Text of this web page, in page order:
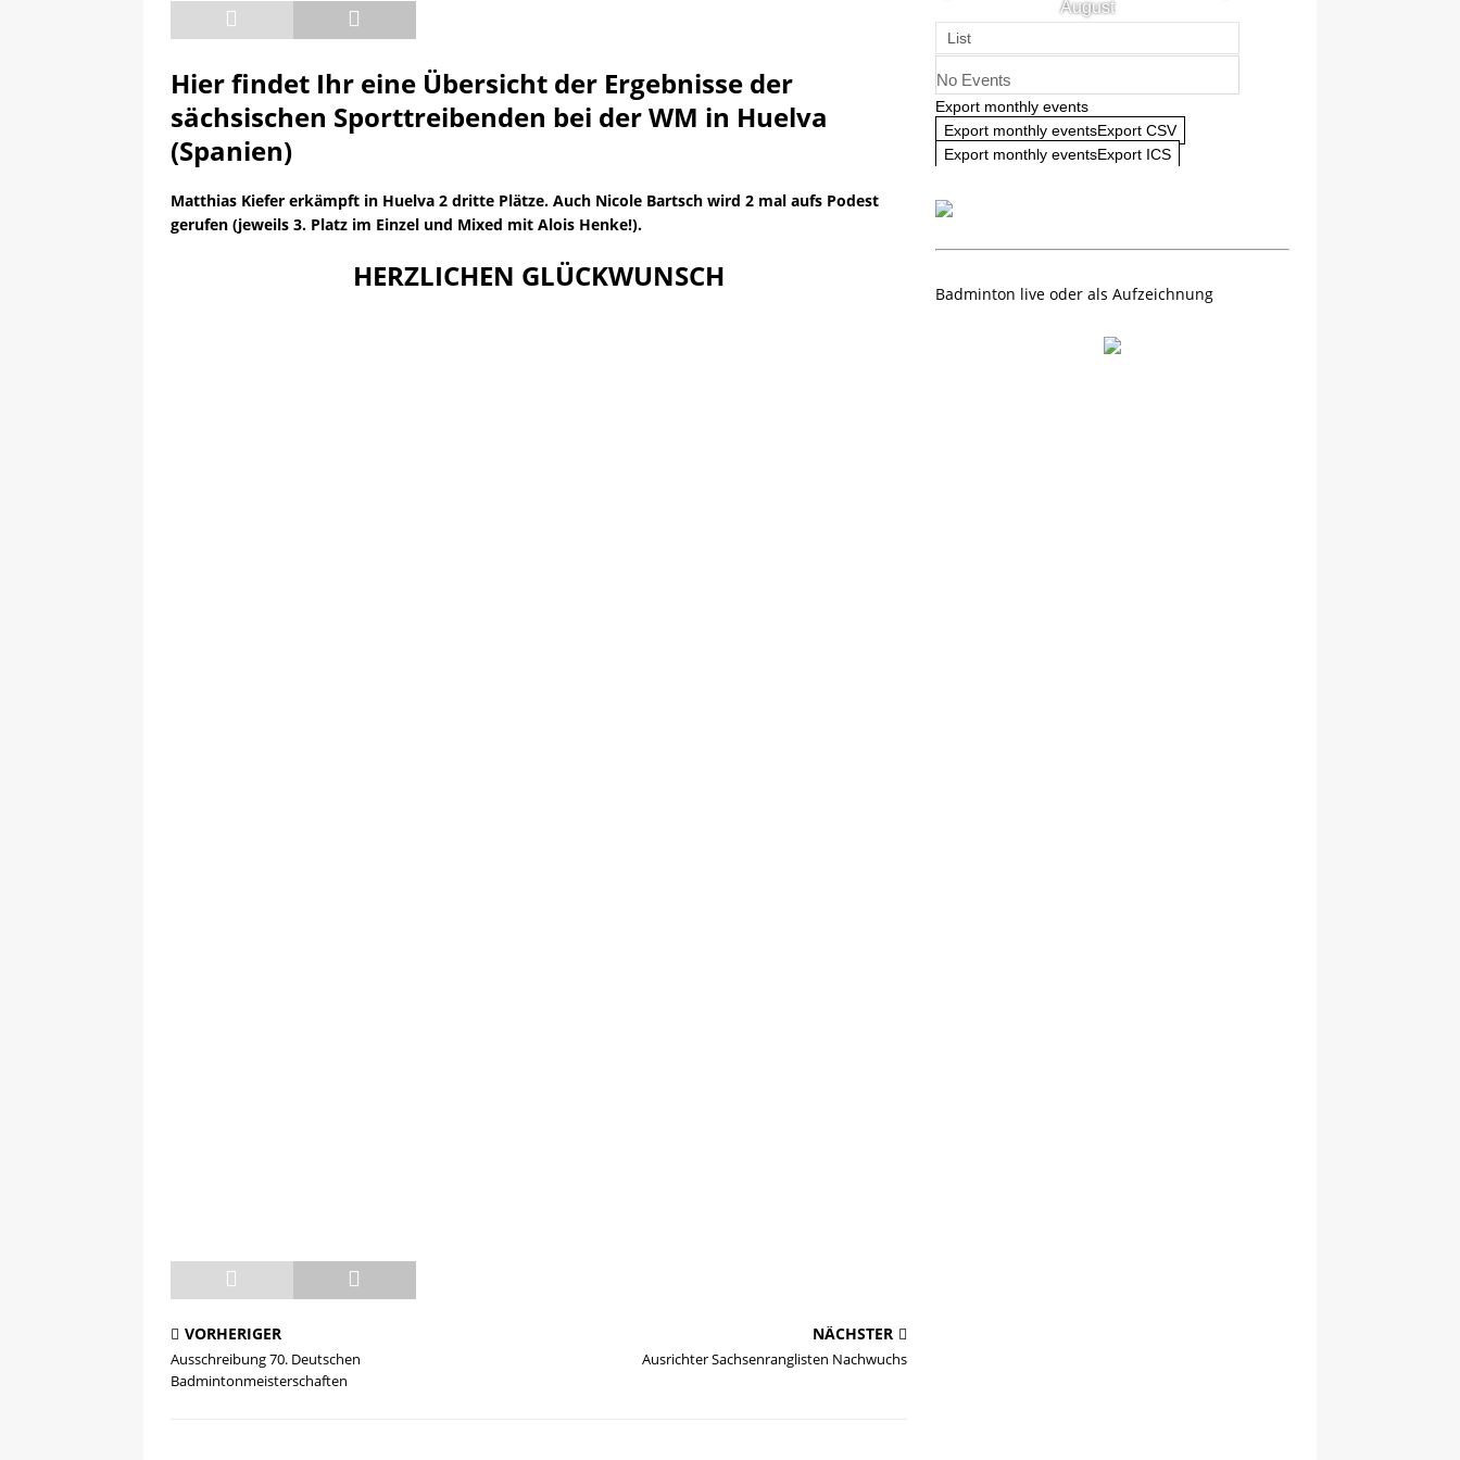
[ 13.05.2025 ]
Hier findet Ihr eine Übersicht der Ergebnisse der
sächsischen Sporttreibenden bei der WM in Huelva
(Spanien)
Matthias Kiefer erkämpft in Huelva 2 dritte Plätze. Auch Nicole Bartsch wird 2 mal aufs Podest
gerufen (jeweils 3. Platz im Einzel und Mixed mit Alois Henke!).
HERZLICHEN GLÜCKWUNSCH
VORHERIGER
Ausschreibung 70. Deutschen
Badmintonmeisterschaften
NÄCHSTER
Ausrichter Sachsenranglisten Nachwuchs
August
List
No Events
Export monthly events
Export monthly eventsExport CSV
Export monthly eventsExport ICS
Badminton live oder als Aufzeichnung